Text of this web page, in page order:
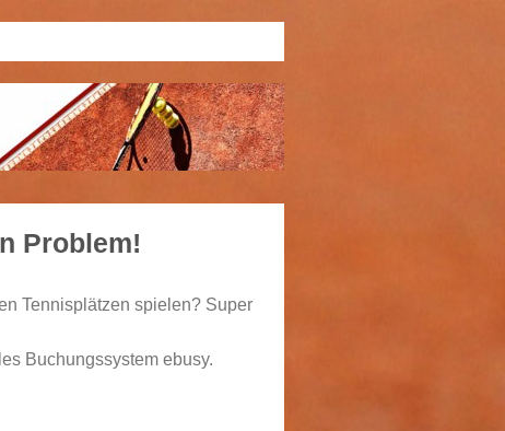
Problem!
Tennisplätzen spielen? Super
Buchungssystem ebusy.